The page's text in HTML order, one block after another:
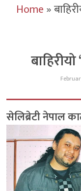
Home»
सेलिब्रेटी नेपाल